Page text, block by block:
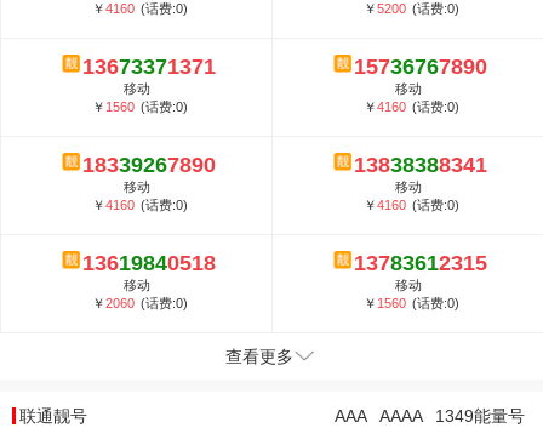
￥4160 (话费:0)
￥5200 (话费:0)
13673371371
移动
￥ 1560 (话费:0)
15736767890
移动
￥4160 (话费:0)
18339267890
移动
￥4160 (话费:0)
13838388341
移动
￥4160 (话费:0)
13619840518
移动
￥2060 (话费:0)
13783612315
移动
￥ 1560 (话费:0)
查看更多
联通靓号 1349能量号
AAAA
AAA